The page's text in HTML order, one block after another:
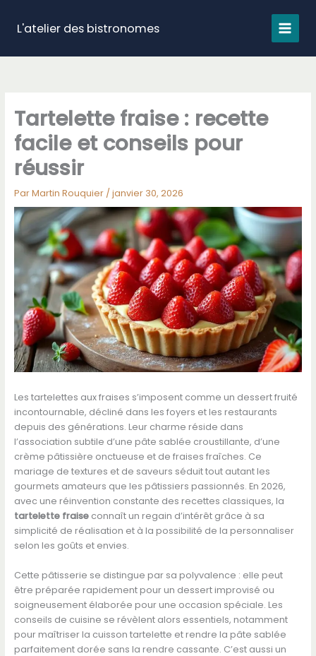
contenuL'atelier des bistronomes
Tartelette fraise : recette
facile et conseils pour
réussir
ParMartin Rouquier / janvier 30, 2026
Les tartelettes aux fraises s’imposent comme un dessert fruité
incontournable, décliné dans les foyers et les restaurants
depuis des générations. Leur charme réside dans
l’association subtile d’une pâte sablée croustillante, d’une
crème pâtissière onctueuse et de fraises fraîches. Ce
mariage de textures et de saveurs séduit tout autant les
gourmets amateurs que les pâtissiers passionnés. En 2026,
avec une réinvention constante des recettes classiques, la
tartelette fraiseconnaît un regain d’intérêt grâce à sa
simplicité de réalisation et à la possibilité de la personnaliser
selon les goûts et envies.
Cette pâtisserie se distingue par sa polyvalence : elle peut
être préparée rapidement pour un dessert improvisé ou
soigneusement élaborée pour une occasion spéciale. Les
conseils de cuisine se révèlent alors essentiels, notamment
pour maîtriser la cuisson tartelette et rendre la pâte sablée
parfaitement dorée sans la rendre cassante. C’est aussi un